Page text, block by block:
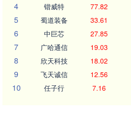
4 锴威特 77.82
5 蜀道装备 33.61
6 中巨芯 27.85
7 广哈通信 19.03
8 欣天科技 18.02
9 飞天诚信 12.56
10 任子行 7.16